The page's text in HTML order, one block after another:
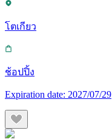
โตเกียว
ช้อปปิ้ง
Expiration date: 2027/07/29